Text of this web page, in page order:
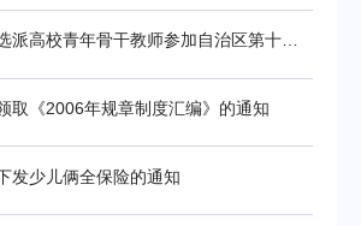
关于选派高校青年骨干教师参加自治区第十九期外语强化培训班的通知
取《2006年规章制度汇编》的通知
发少儿俩全保险的通知